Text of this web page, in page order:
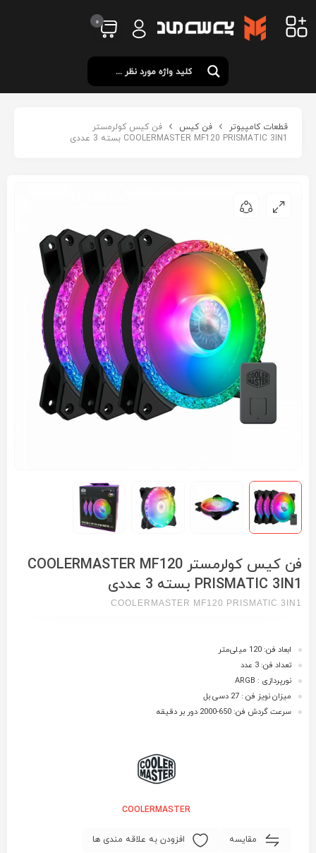
0
قطعات کامپیوتر فن کیس
فن کیس کولرمستر
COOLERMASTER MF120 PRISMATIC 3IN1 بسته 3 عددی
فن کیس کولرمستر COOLERMASTER MF120
PRISMATIC 3IN1 بسته 3 عددی
COOLERMASTER MF120 PRISMATIC 3IN1
ابعاد فن: 120 میلی‌متر
تعداد فن: 3 عدد
نورپردازی : ARGB
میزان نویز فن : 27 دسی بل
سرعت گردش فن: 650-2000 دور بر دقیقه
COOLERMASTER
مقایسه افزودن به علاقه مندی ها